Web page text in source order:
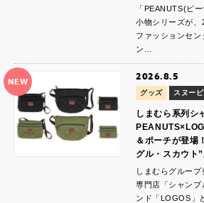
「PEANUTS(ピ
小物シリーズが
ファッションセン
ン…
NEW 2026.8.5
グッズ スヌー
しまむら系列シ
＆ポーチが登場
グル・スカウト
しまむらグルー
専門店「シャンブ
ンド「LOGOS」